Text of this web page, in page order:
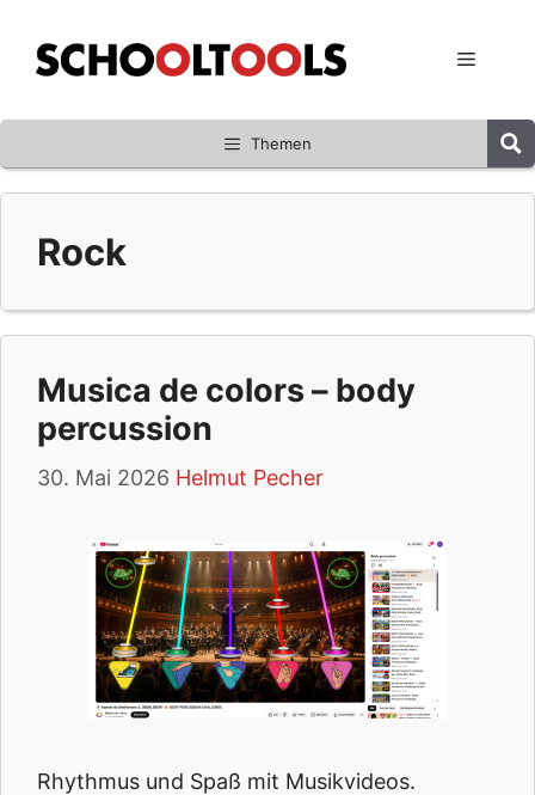
Inhalt
springen
Menü
Themen
Rock
Musica de colors – body
percussion
30. Mai 2026 Helmut Pecher
Rhythmus und Spaß mit Musikvideos.